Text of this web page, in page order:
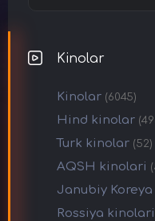
Kinolar
Kinolar (6045)
Hind kinolar
Turk kinolar (52)
AQSH kinolari
Janubiy
Rossiya kinolari